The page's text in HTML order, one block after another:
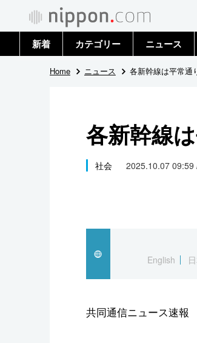
新着 カテゴリー
政治・外交
国際
科学・技術
暮らし
ニュース
トップ
Home ニュース 各新幹線は平常通
各新幹線
社会 2025.10.07
English
共同通信ニュース速報